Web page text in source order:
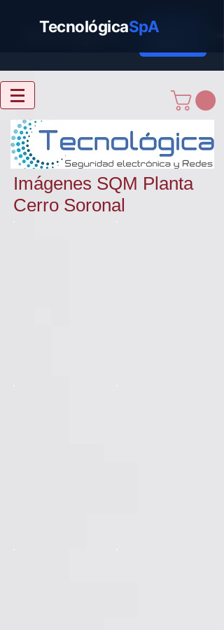
Imágenes SQM Planta
Cerro Soronal
TecnológicaSpA
Cotizar
TecnológicaSpA